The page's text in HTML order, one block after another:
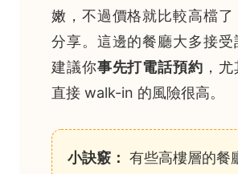
嫩，不過價格就比較高檔了
分享。這邊的餐廳大多接受
建議你事先打電話預約 ，
直接 walk-in 的風險很高。
小訣竅： 有些高樓層的餐